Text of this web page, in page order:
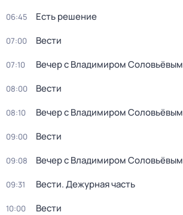
06:45 Есть решение
07:00 Вести
07:10 Вечер с Владимиром Соловьёвым
08:00 Вести
08:10 Вечер с Владимиром Соловьёвым
09:00 Вести
09:08 Вечер с Владимиром Соловьёвым
09:31 Вести. Дежурная часть
10:00 Вести